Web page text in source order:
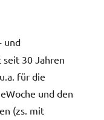
und
30 Jahren
für die
und den
(zs. mit